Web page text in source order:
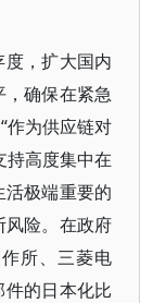
，扩大国内
确保在紧急
作为供应链对
持高度集中在
极端重要的
险。在政府
所、三菱电
的日本化比